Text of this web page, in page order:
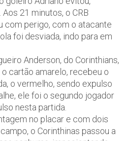
21 minutos, o CRB
com perigo, com o atacante
foi desviada, indo para em
Anderson, do Corinthians,
cartão amarelo, recebeu o
o vermelho, sendo expulso
ele foi o segundo jogador
nesta partida.
no placar e com dois
o Corinthinas passou a